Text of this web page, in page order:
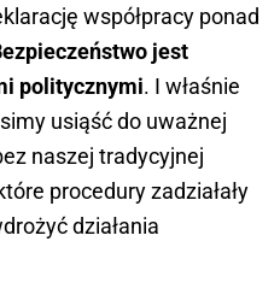
współpracy ponad
jest
politycznymi. I właśnie
usiąść do uważnej
naszej tradycyjnej
procedury zadziałały
działania